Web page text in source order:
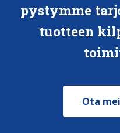
pystymme
tuotteen
Ota